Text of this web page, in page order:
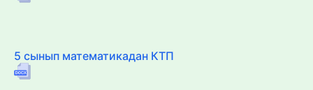
5 сынып математикадан КТП